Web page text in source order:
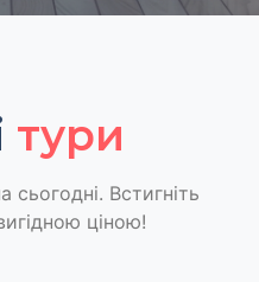
тури
сьогодні. Встигніть
ціною!